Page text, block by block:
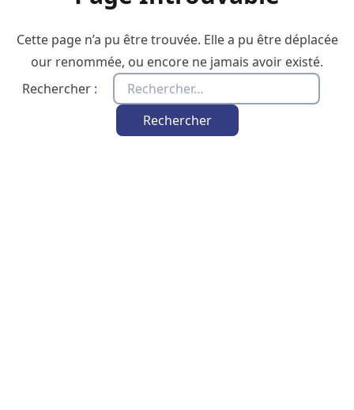
Cette page n’a pu être trouvée. Elle a pu être déplacée
our renommée, ou encore ne jamais avoir existé.
Rechercher :